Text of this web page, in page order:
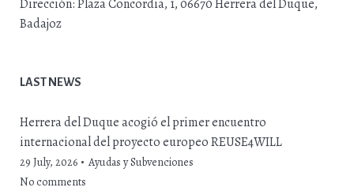
Dirección:Plaza Concordia, 1, 06670 Herrera del Duque,
Badajoz
LAST NEWS
Herrera del Duque acogió el primer encuentro
internacional del proyecto europeo REUSE4WILL
29 July, 2026
Ayudas y Subvenciones
No comments